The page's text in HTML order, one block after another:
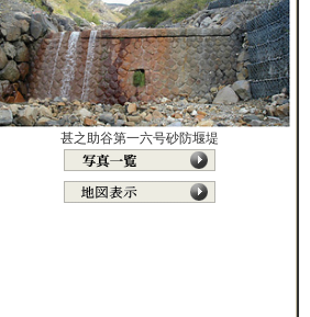
甚之助谷第一六号砂防堰堤